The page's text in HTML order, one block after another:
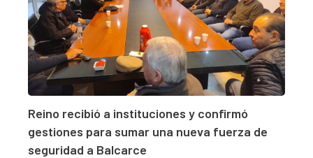
Reino recibió a instituciones y confirmó
gestiones para sumar una nueva fuerza de
seguridad a Balcarce